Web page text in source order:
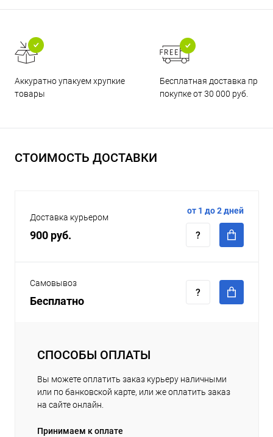
Аккуратно упакуем хрупкие
товары
Бесплатная доставка при
покупке от 30 000 руб.
СТОИМОСТЬ ДОСТАВКИ
Доставка курьером
900 руб.
от 1 до 2 дней
Самовывоз
Бесплатно
СПОСОБЫ ОПЛАТЫ
Вы можете оплатить заказ курьеру наличными
или по банковской карте, или же оплатить заказ
на сайте онлайн.
Принимаем к оплате